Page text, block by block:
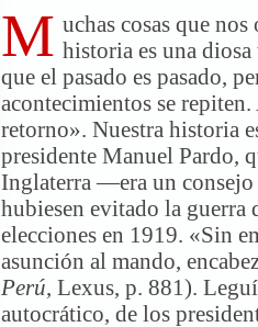
M uchas cosas que
historia es una
que el pasado es pasado,
acontecimientos se
retorno». Nuestra historia
presidente Manuel Pardo,
Inglaterra —era un
hubiesen evitado la guerra
elecciones en 1919. «Sin
asunción al mando,
Perú, Lexus, p. 881).
autocrático, de los